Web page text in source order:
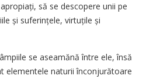
să se descopere unii pe
și suferințele, virtuțile și
se aseamănă între ele, însă
elementele naturii înconjurătoare